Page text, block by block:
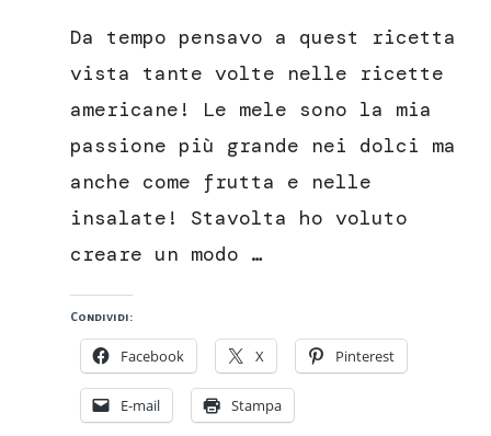
il
mele
e
senza
Da tempo pensavo a quest ricetta
vista tante volte nelle ricette
americane! Le mele sono la mia
passione più grande nei dolci ma
anche come frutta e nelle
insalate! Stavolta ho voluto
creare un modo …
Condividi:
Facebook X Pinterest
E-mail Stampa